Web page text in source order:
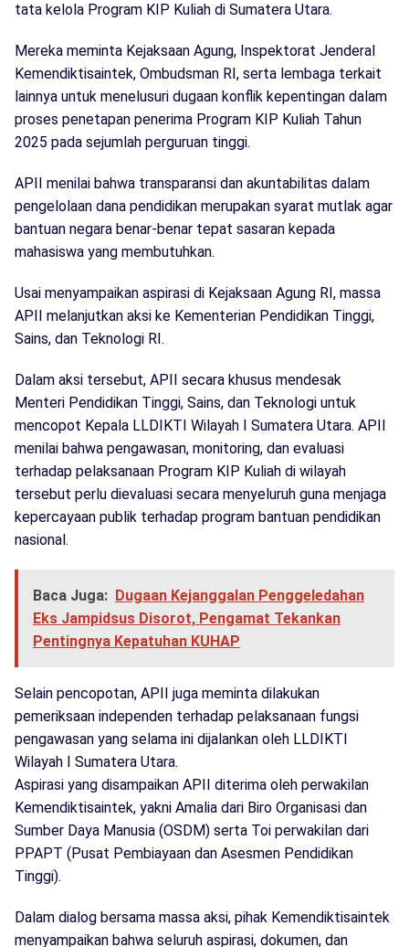
tata kelola Program KIP Kuliah di Sumatera Utara.
Mereka meminta Kejaksaan Agung, Inspektorat Jenderal
Kemendiktisaintek, Ombudsman RI, serta lembaga terkait
lainnya untuk menelusuri dugaan konflik kepentingan dalam
proses penetapan penerima Program KIP Kuliah Tahun
2025 pada sejumlah perguruan tinggi.
APII menilai bahwa transparansi dan akuntabilitas dalam
pengelolaan dana pendidikan merupakan syarat mutlak agar
bantuan negara benar-benar tepat sasaran kepada
mahasiswa yang membutuhkan.
Usai menyampaikan aspirasi di Kejaksaan Agung RI, massa
APII melanjutkan aksi ke Kementerian Pendidikan Tinggi,
Sains, dan Teknologi RI.
Dalam aksi tersebut, APII secara khusus mendesak
Menteri Pendidikan Tinggi, Sains, dan Teknologi untuk
mencopot Kepala LLDIKTI Wilayah I Sumatera Utara. APII
menilai bahwa pengawasan, monitoring, dan evaluasi
terhadap pelaksanaan Program KIP Kuliah di wilayah
tersebut perlu dievaluasi secara menyeluruh guna menjaga
kepercayaan publik terhadap program bantuan pendidikan
nasional.
Baca Juga: Dugaan Kejanggalan Penggeledahan
Eks Jampidsus Disorot, Pengamat Tekankan
Pentingnya Kepatuhan KUHAP
Selain pencopotan, APII juga meminta dilakukan
pemeriksaan independen terhadap pelaksanaan fungsi
pengawasan yang selama ini dijalankan oleh LLDIKTI
Wilayah I Sumatera Utara.
Aspirasi yang disampaikan APII diterima oleh perwakilan
Kemendiktisaintek, yakni Amalia dari Biro Organisasi dan
Sumber Daya Manusia (OSDM) serta Toi perwakilan dari
PPAPT (Pusat Pembiayaan dan Asesmen Pendidikan
Tinggi).
Dalam dialog bersama massa aksi, pihak Kemendiktisaintek
menyampaikan bahwa seluruh aspirasi, dokumen, dan